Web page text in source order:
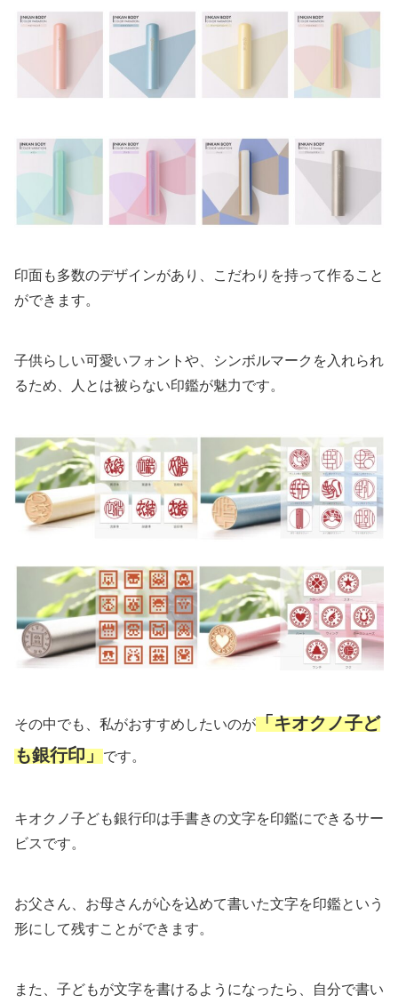
印面も多数のデザインがあり、こだわりを持って作ること
ができます。
子供らしい可愛いフォントや、シンボルマークを入れられ
るため、人とは被らない印鑑が魅力です。
その中でも、私がおすすめしたいのが「キオクノ子ど
も銀行印」です。
キオクノ子ども銀行印は手書きの文字を印鑑にできるサー
ビスです。
お父さん、お母さんが心を込めて書いた文字を印鑑という
形にして残すことができます。
また、子どもが文字を書けるようになったら、自分で書い